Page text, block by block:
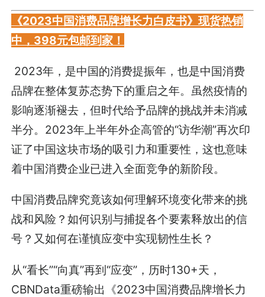
《2023中国消费品牌增长力白皮书》现货热销
中，398元包邮到家！
2023年，是中国的消费提振年，也是中国消费
品牌在整体复苏态势下的重启之年。虽然疫情的
影响逐渐褪去，但时代给予品牌的挑战并未消减
半分。2023年上半年外企高管的“访华潮”再次印
证了中国这块市场的吸引力和重要性，这也意味
着中国消费企业已进入全面竞争的新阶段。
中国消费品牌究竟该如何理解环境变化带来的挑
战和风险？如何识别与捕捉各个要素释放出的信
号？又如何在谨慎应变中实现韧性生长？
从“看长”“向真”再到“应变”，历时130+天，
CBNData重磅输出《2023中国消费品牌增长力